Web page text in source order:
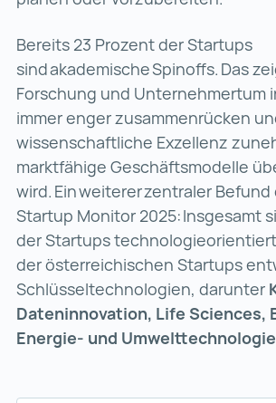
Bereits 23 Prozent der Startups
sind akademische Spinoffs. Das
Forschung und Unternehmertum
immer enger zusammenrücken
wissenschaftliche Exzellenz
marktfähige Geschäftsmodelle
wird. Ein weiterer zentraler
Startup Monitor 2025: Insgesamt
der Startups
der österreichischen Startups
Schlüsseltechnologien, darunter
Dateninnovation, Life Sciences,
Energie- und